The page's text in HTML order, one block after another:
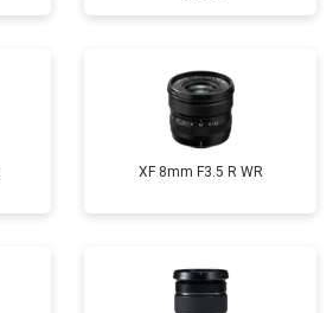
XF 8mm F3.5 R WR